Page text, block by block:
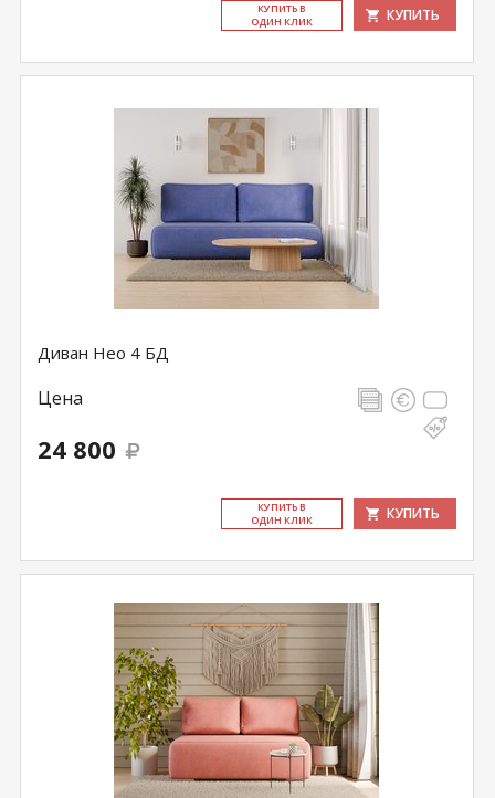
КУ­ПИТЬ В
ОДИН КЛИК
КУПИТЬ
Диван Нео 4 БД
Цена
24 800
КУ­ПИТЬ В
ОДИН КЛИК
КУПИТЬ